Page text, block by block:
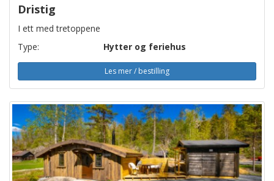
Dristig
I ett med tretoppene
Type:
Hytter og feriehus
Les mer / bestilling